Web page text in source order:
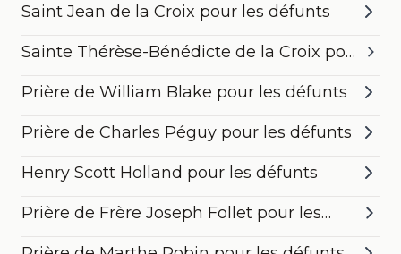
Saint Jean de la Croix pour les défunts
Sainte Thérèse-Bénédicte de la Croix pour
Prière de William Blake pour les défunts
Prière de Charles Péguy pour les défunts
Henry Scott Holland pour les défunts
Prière de Frère Joseph Follet pour les